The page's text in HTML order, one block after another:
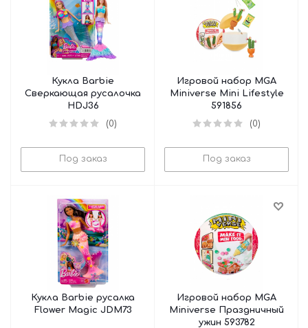
Кукла Barbie
Сверкающая русалочка
HDJ36
(0)
Под заказ
Игровой набор MGA
Miniverse Mini Lifestyle
591856
(0)
Под заказ
Кукла Barbie русалка
Flower Magic JDM73
Игровой набор MGA
Miniverse Праздничный
ужин 593782